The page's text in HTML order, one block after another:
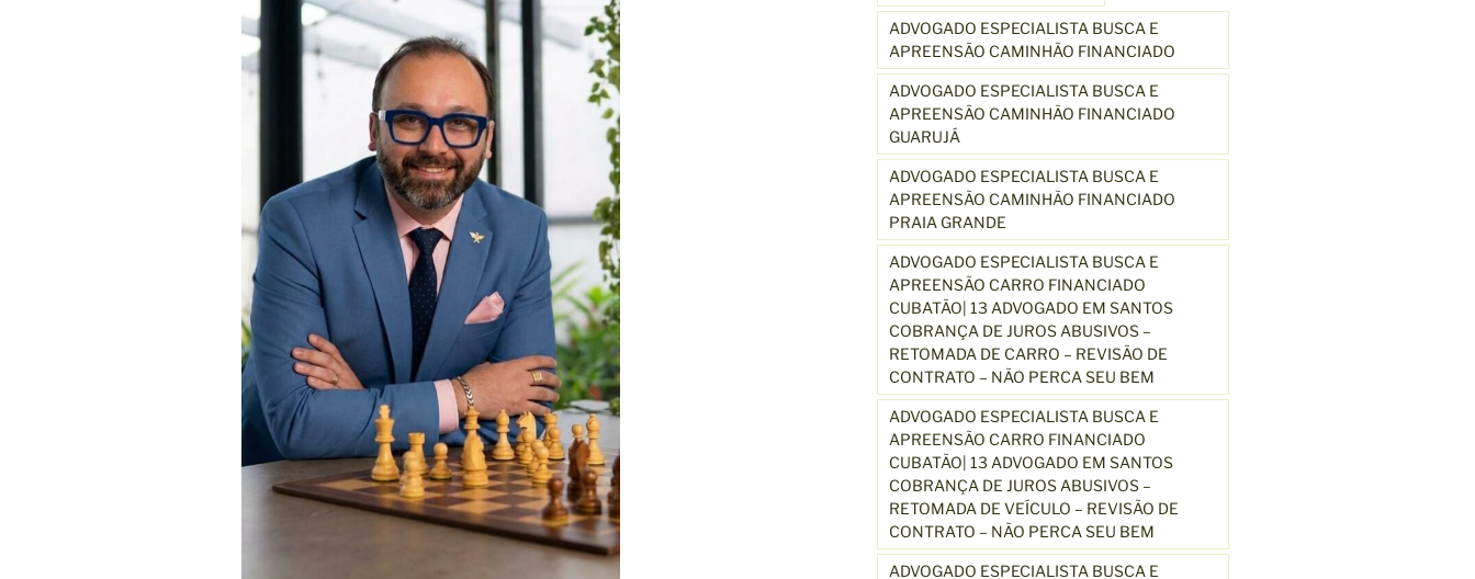
ADVOGADO ESPECIALISTA BUSCA E
APREENSÃO CAMINHÃO FINANCIADO
ADVOGADO ESPECIALISTA BUSCA E
APREENSÃO CAMINHÃO FINANCIADO
GUARUJÁ
ADVOGADO ESPECIALISTA BUSCA E
APREENSÃO CAMINHÃO FINANCIADO
PRAIA GRANDE
ADVOGADO ESPECIALISTA BUSCA E
APREENSÃO CARRO FINANCIADO
CUBATÃO| 13 ADVOGADO EM SANTOS
COBRANÇA DE JUROS ABUSIVOS –
RETOMADA DE CARRO – REVISÃO DE
CONTRATO – NÃO PERCA SEU BEM
ADVOGADO ESPECIALISTA BUSCA E
APREENSÃO CARRO FINANCIADO
CUBATÃO| 13 ADVOGADO EM SANTOS
COBRANÇA DE JUROS ABUSIVOS –
RETOMADA DE VEÍCULO – REVISÃO DE
CONTRATO – NÃO PERCA SEU BEM
ADVOGADO ESPECIALISTA BUSCA E